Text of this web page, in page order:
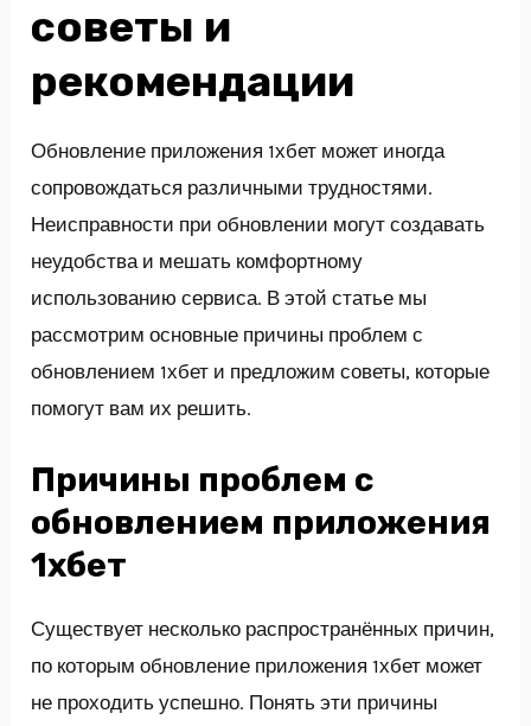
советы и
рекомендации
Обновление приложения 1хбет может иногда
сопровождаться различными трудностями.
Неисправности при обновлении могут создавать
неудобства и мешать комфортному
использованию сервиса. В этой статье мы
рассмотрим основные причины проблем с
обновлением 1хбет и предложим советы, которые
помогут вам их решить.
Причины проблем с
обновлением приложения
1хбет
Существует несколько распространённых причин,
по которым обновление приложения 1хбет может
не проходить успешно. Понять эти причины